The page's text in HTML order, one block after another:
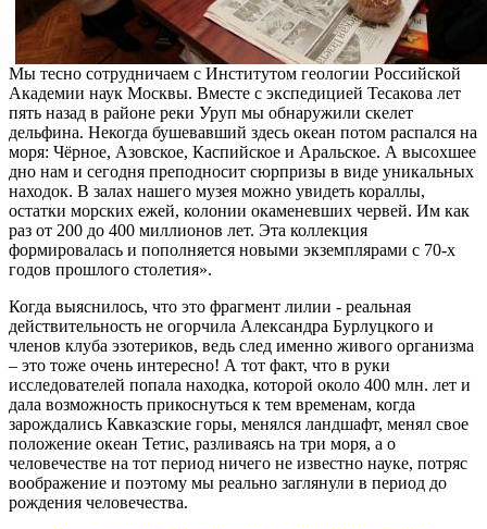
Мы тесно сотрудничаем с Институтом геологии Российской
Академии наук Москвы. Вместе с экспедицией Тесакова лет
пять назад в районе реки Уруп мы обнаружили скелет
дельфина. Некогда бушевавший здесь океан потом распался на
моря: Чёрное, Азовское, Каспийское и Аральское. А высохшее
дно нам и сегодня преподносит сюрпризы в виде уникальных
находок. В залах нашего музея можно увидеть кораллы,
остатки морских ежей, колонии окаменевших червей. Им как
раз от 200 до 400 миллионов лет. Эта коллекция
формировалась и пополняется новыми экземплярами с 70-х
годов прошлого столетия».
Когда выяснилось, что это фрагмент лилии - реальная
действительность не огорчила Александра Бурлуцкого и
членов клуба эзотериков, ведь след именно живого организма
– это тоже очень интересно! А тот факт, что в руки
исследователей попала находка, которой около 400 млн. лет и
дала возможность прикоснуться к тем временам, когда
зарождались Кавказские горы, менялся ландшафт, менял свое
положение океан Тетис, разливаясь на три моря, а о
человечестве на тот период ничего не известно науке, потряс
воображение и поэтому мы реально заглянули в период до
рождения человечества.